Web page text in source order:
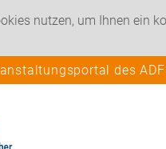
nutzen, um Ihnen ein
des